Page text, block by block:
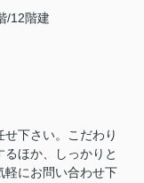
/12階建
下さい。こだわり
ほか、しっかりと
軽にお問い合わせ下